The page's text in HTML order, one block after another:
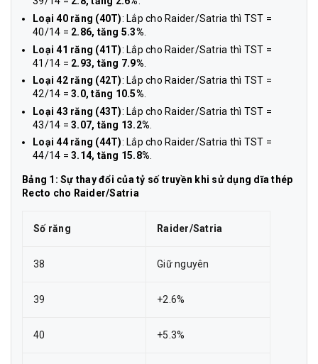
Loại 40 răng (40T): Lắp cho Raider/Satria thì TST =
40/14 = 2.86, tăng 5.3%
Loại 41 răng (41T): Lắp cho Raider/Satria thì TST =
41/14 = 2.93, tăng 7.9%
Loại 42 răng (42T): Lắp cho Raider/Satria thì TST =
42/14 = 3.0, tăng 10.5%
Loại 43 răng (43T): Lắp cho Raider/Satria thì TST =
43/14 = 3.07, tăng 13.2%
Loại 44 răng (44T): Lắp cho Raider/Satria thì TST =
44/14 = 3.14, tăng 15.8%.
Bảng 1: Sự thay đổi của tỷ số truyền khi sử dụng dĩa thép
Recto cho Raider/Satria
Số răng Raider/Satria
38 Giữ nguyên
39 +2.6%
40 +5.3%